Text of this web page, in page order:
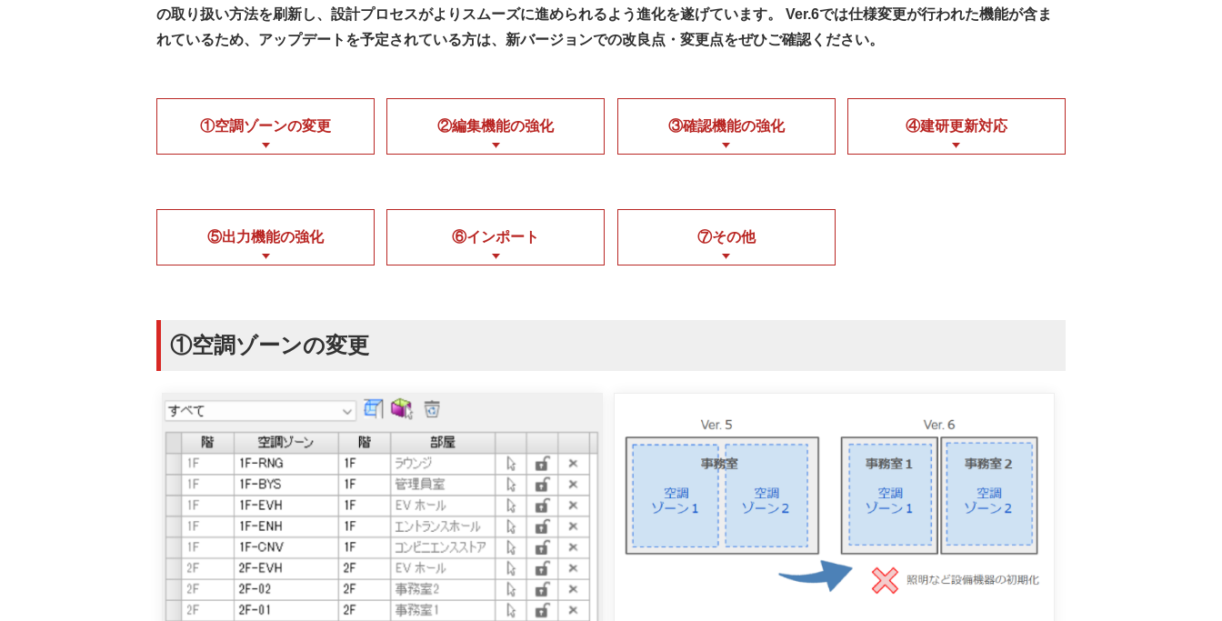
の取り扱い方法を刷新し、設計プロセスがよりスムーズに進められるよう進化を遂げています。 Ver.6では仕様変更が行われた機能が含ま
れているため、アップデートを予定されている方は、新バージョンでの改良点・変更点をぜひご確認ください。
①空調ゾーンの変更 ②編集機能の強化 ③確認機能の強化 ④建研更新対応
⑤出力機能の強化 ⑥インポート ⑦その他
①空調ゾーンの変更